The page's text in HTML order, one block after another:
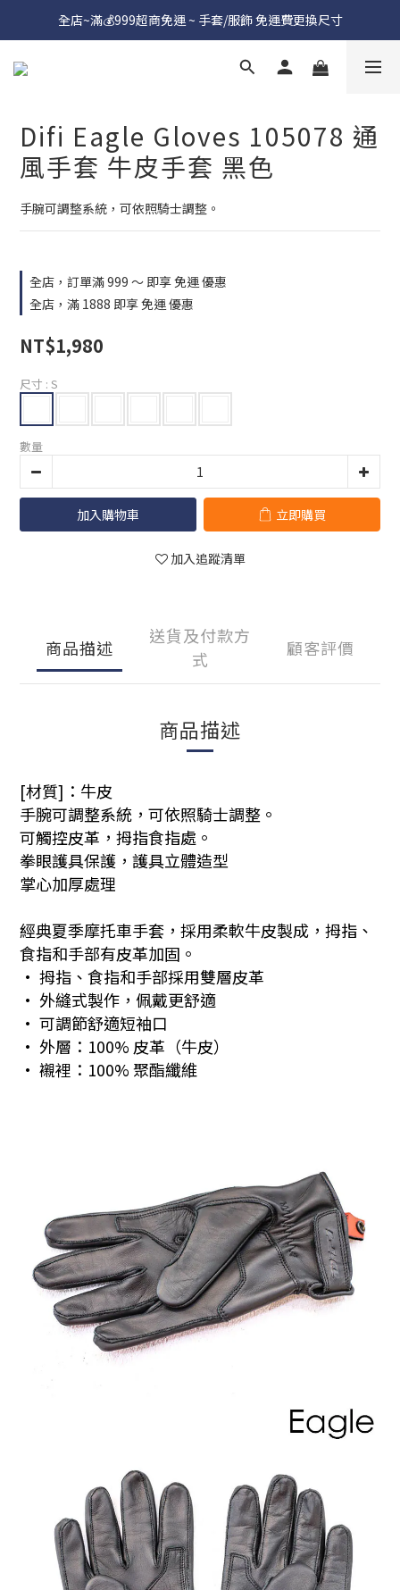
全店~滿💰999超商免運 ~ 手套/服飾 免運費更換尺寸
Difi Eagle Gloves 105078 通
風手套 牛皮手套 黑色
手腕可調整系統，可依照騎士調整。
全店，訂單滿 999 ～ 即享 免運 優惠
全店，滿 1888 即享 免運 優惠
NT$1,980
尺寸 : S
數量
加入購物車 立即購買
加入追蹤清單
商品描述
送貨及付款方
式
顧客評價
商品描述
[材質]：牛皮
手腕可調整系統，可依照騎士調整。
可觸控皮革，拇指食指處。
拳眼護具保護，護具立體造型
掌心加厚處理
經典夏季摩托車手套，採用柔軟牛皮製成，拇指、
食指和手部有皮革加固。
• 拇指、食指和手部採用雙層皮革
• 外縫式製作 ，佩戴更舒適
• 可調節舒適短袖口
• 外層： 100% 皮革（牛皮）
• 襯裡： 100%聚酯纖維